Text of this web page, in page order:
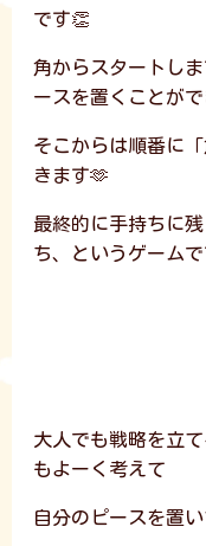
です👏
角からスタートし
ースを置くことがで
そこからは順番に
きます🫶
最終的に手持ちに
ち、というゲームで
大人でも戦略を立
もよーく考えて
自分のピースを置